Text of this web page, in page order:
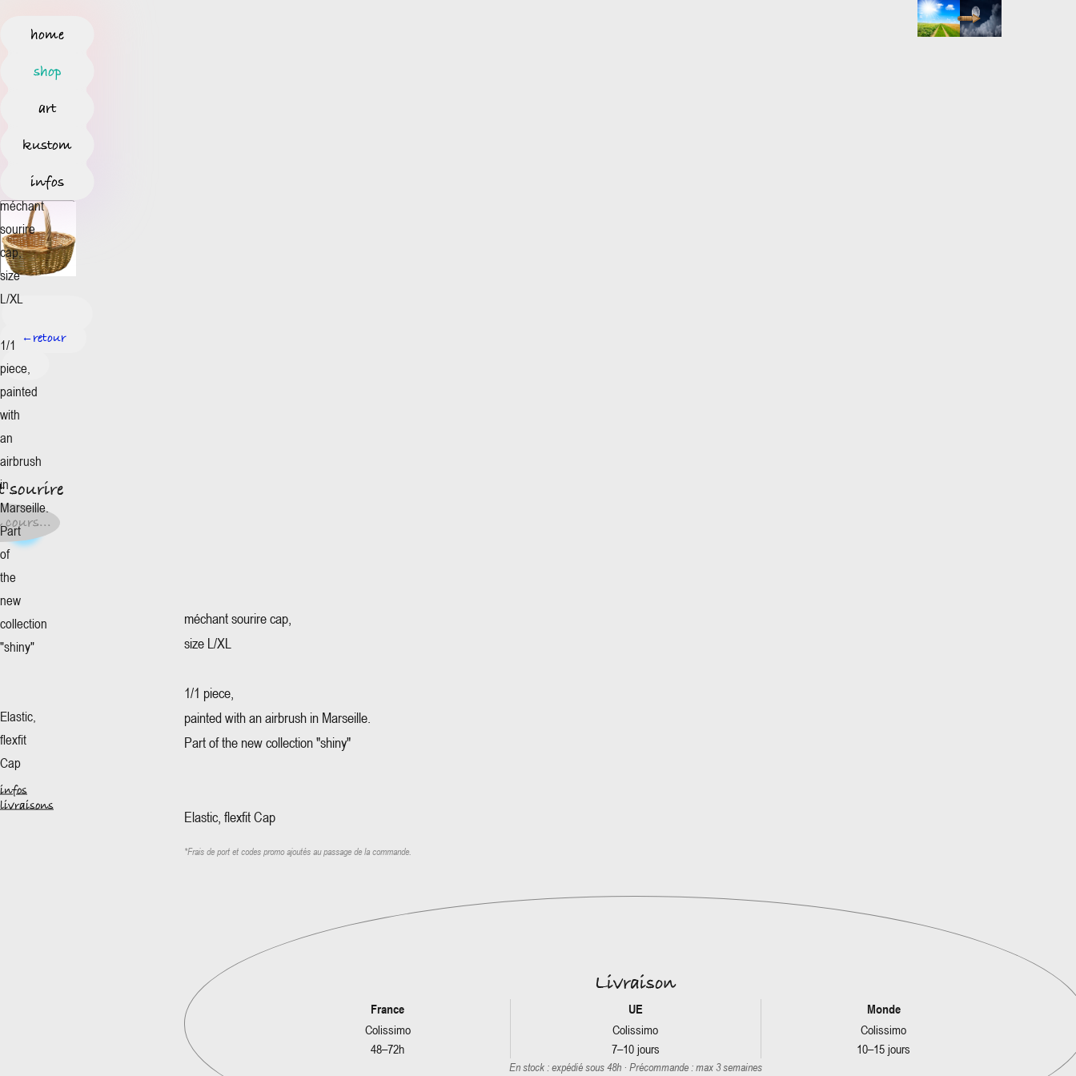
home
shop
art
kustom
infos
←retour
*
:
méchant
sourire
cap,
size
L/XL
1/1
piece,
painted
with
an
airbrush
in
Marseille.
Part
of
the
new
collection
"shiny"
Elastic,
flexfit
Cap
infos
livraisons
sourire
*
cours...
méchant sourire cap,
size L/XL
1/1 piece,
painted with an airbrush in Marseille.
Part of the new collection "shiny"
Elastic, flexfit Cap
*Frais de port et codes promo ajoutés au passage de la commande.
Livraison
France
Colissimo
48–72h
UE
Colissimo
7–10 jours
Monde
Colissimo
10–15 jours
En stock : expédié sous 48h · Précommande : max 3 semaines